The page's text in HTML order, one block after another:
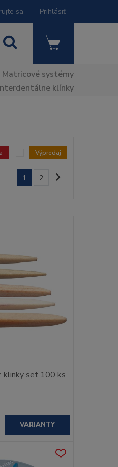
sa Prihlásiť
Matricové systémy
klínky
Výpredaj
1 2
klinky set 100 ks
VARIANTY